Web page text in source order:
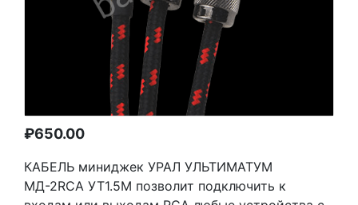
₽650.00
КАБЕЛЬ миниджек УРАЛ УЛЬТИМАТУМ
МД-2RCA УТ1.5М позволит подключить к